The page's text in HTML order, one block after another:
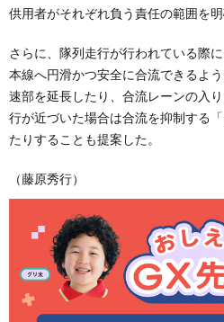
供用者がそれぞれ負う責任の範囲を
さらに、隊列走行が行われている際
本線へ円滑かつ安全に合流できるよ
速部を延長したり、合流レーンの入
行が近づいた場合は合流を抑制する
たりすることも提案した。
（藤原秀行）